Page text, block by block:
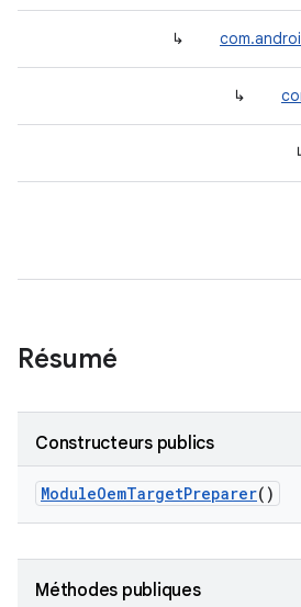
↳
↳
Résumé
Constructeurs publics
ModuleOemTargetPreparer()
Méthodes publiques